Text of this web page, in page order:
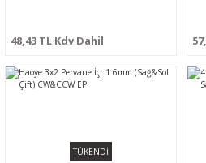
48,43 TL Kdv Dahil
TÜKENDİ